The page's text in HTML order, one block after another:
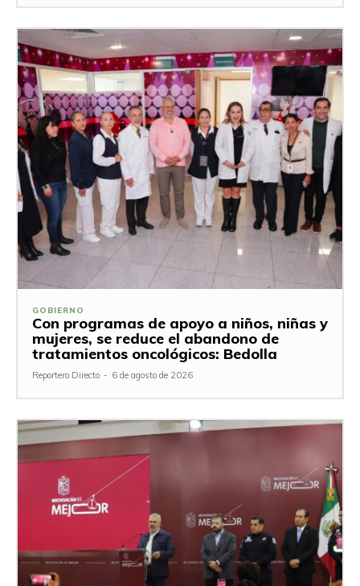
GOBIERNO
Con programas de apoyo a niños, niñas y
mujeres, se reduce el abandono de
tratamientos oncológicos: Bedolla
Reportero Directo - 6 de agosto de 2026